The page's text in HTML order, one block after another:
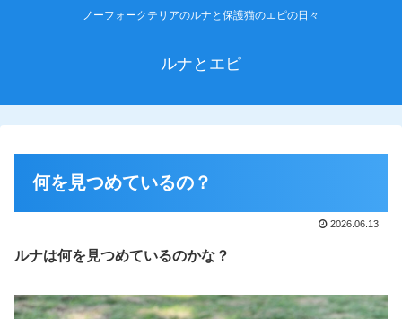
ノーフォークテリアのルナと保護猫のエピの日々
ルナとエピ
何を見つめているの？
2026.06.13
ルナは何を見つめているのかな？